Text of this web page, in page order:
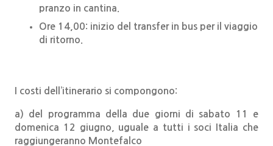
pranzo in cantina.
Ore 14,00: inizio del transfer in bus per il viaggio
di ritorno.
I costi dell’itinerario si compongono:
a) del programma della due giorni di sabato 11 e
domenica 12 giugno, uguale a tutti i soci Italia che
raggiungeranno Montefalco